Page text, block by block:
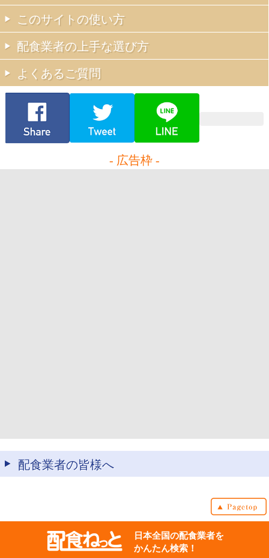
このサイトの使い方
配食業者の上手な選び方
よくあるご質問
- 広告枠 -
配食業者の皆様へ
日本全国の配食業者を
かんたん検索！